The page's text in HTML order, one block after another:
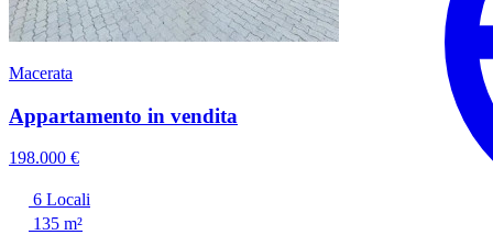
Macerata
Appartamento in vendita
198.000 €
6 Locali
135 m²